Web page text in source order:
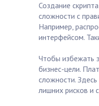
Создание
сложности с
Например,
интерфейсом.
Чтобы избежать
бизнес-цели.
сложности.
лишних рисков и